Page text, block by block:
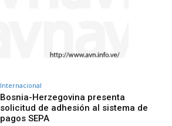
Internacional
Bosnia-Herzegovina presenta
solicitud de adhesión al sistema de
pagos SEPA